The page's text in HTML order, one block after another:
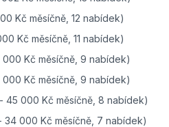
Kč měsíčně, 12 nabídek)
Kč měsíčně, 11 nabídek)
Kč měsíčně, 9 nabídek)
000 Kč měsíčně, 9 nabídek)
45 000 Kč měsíčně, 8 nabídek)
34 000 Kč měsíčně, 7 nabídek)